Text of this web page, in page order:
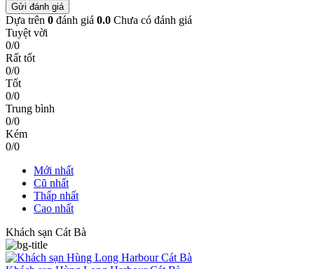
Gửi đánh giá
Dựa trên 0 đánh giá 0.0 Chưa có đánh giá
Tuyệt vời
0/0
Rất tốt
0/0
Tốt
0/0
Trung bình
0/0
Kém
0/0
Mới nhất
Cũ nhất
Thấp nhất
Cao nhất
Khách sạn Cát Bà